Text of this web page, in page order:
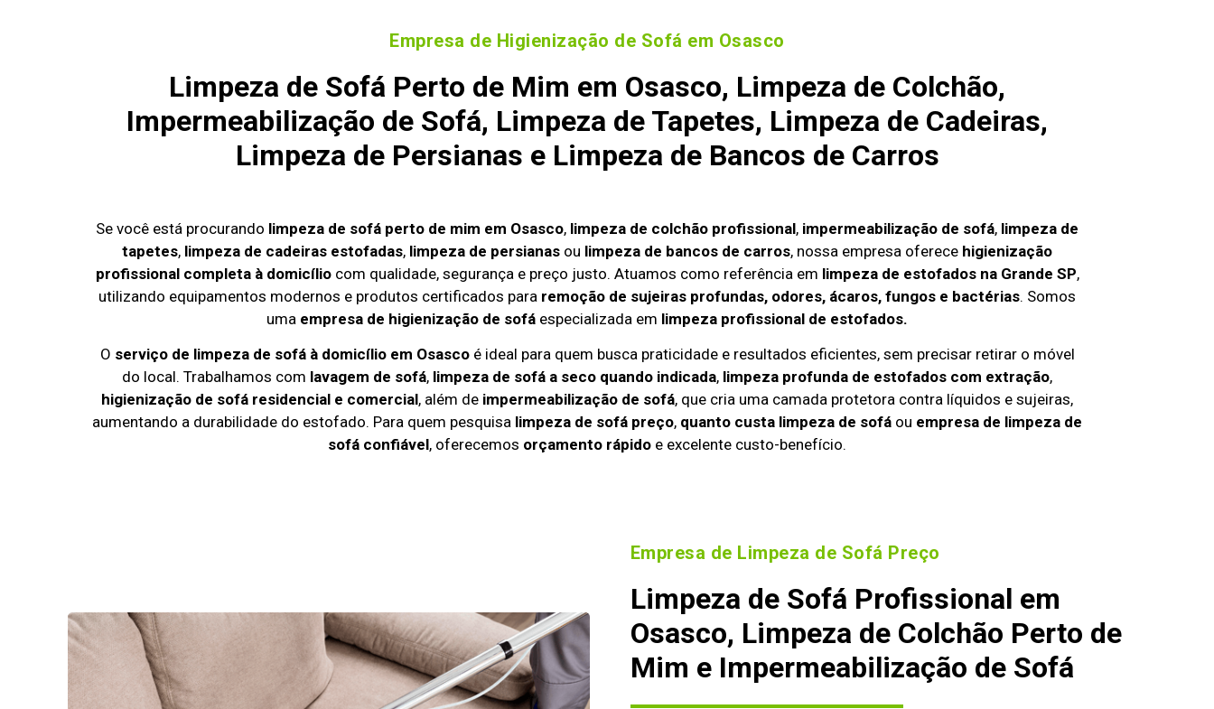
Empresa de Higienização de Sofá em Osasco
Limpeza de Sofá Perto de Mim em Osasco, Limpeza de Colchão,
Impermeabilização de Sofá, Limpeza de Tapetes, Limpeza de Cadeiras,
Limpeza de Persianas e Limpeza de Bancos de Carros
Se você está procurando limpeza de sofá perto de mim em Osasco, limpeza de colchão profissional, impermeabilização de sofá, limpeza de
tapetes, limpeza de cadeiras estofadas, limpeza de persianas ou limpeza de bancos de carros, nossa empresa oferece higienização
profissional completa à domicíliocom qualidade, segurança e preço justo. Atuamos como referência em limpeza de estofados na Grande SP,
utilizando equipamentos modernos e produtos certificados para remoção de sujeiras profundas, odores, ácaros, fungos e bactérias. Somos
uma empresa de higienização de sofá especializada em limpeza profissional de estofados.
O serviço de limpeza de sofá à domicílio em Osascoé ideal para quem busca praticidade e resultados eficientes, sem precisar retirar o móvel
do local. Trabalhamos com lavagem de sofá, limpeza de sofá a seco quando indicada, limpeza profunda de estofados com extração,
higienização de sofá residencial e comercial, além de impermeabilização de sofá, que cria uma camada protetora contra líquidos e sujeiras,
aumentando a durabilidade do estofado. Para quem pesquisa limpeza de sofá preço, quanto custa limpeza de sofá ou empresa de limpeza de
sofá confiável, oferecemos orçamento rápido e excelente custo-benefício.
Empresa de Limpeza de Sofá Preço
Limpeza de Sofá Profissional em
Osasco, Limpeza de Colchão Perto de
Mim e Impermeabilização de Sofá